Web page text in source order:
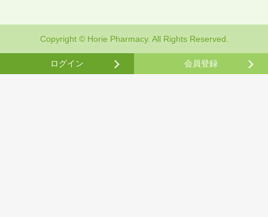
Copyright © Horie Pharmacy. All Rights Reserved.
ログイン 会員登録